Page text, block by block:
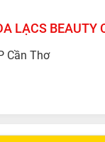
LẠCS BEAUTY
Cần Thơ